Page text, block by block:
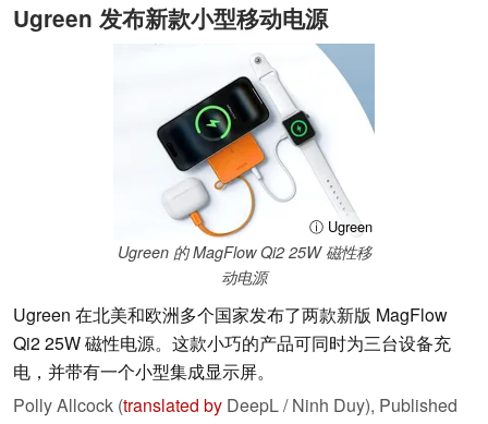
Ugreen 发布新款小型移动电源
ⓘ Ugreen
Ugreen 的 MagFlow Qi2 25W 磁性移
动电源
Ugreen 在北美和欧洲多个国家发布了两款新版 MagFlow
Qi2 25W 磁性电源。这款小巧的产品可同时为三台设备充
电，并带有一个小型集成显示屏。
Polly Allcock (translated by DeepL / Ninh Duy), Published